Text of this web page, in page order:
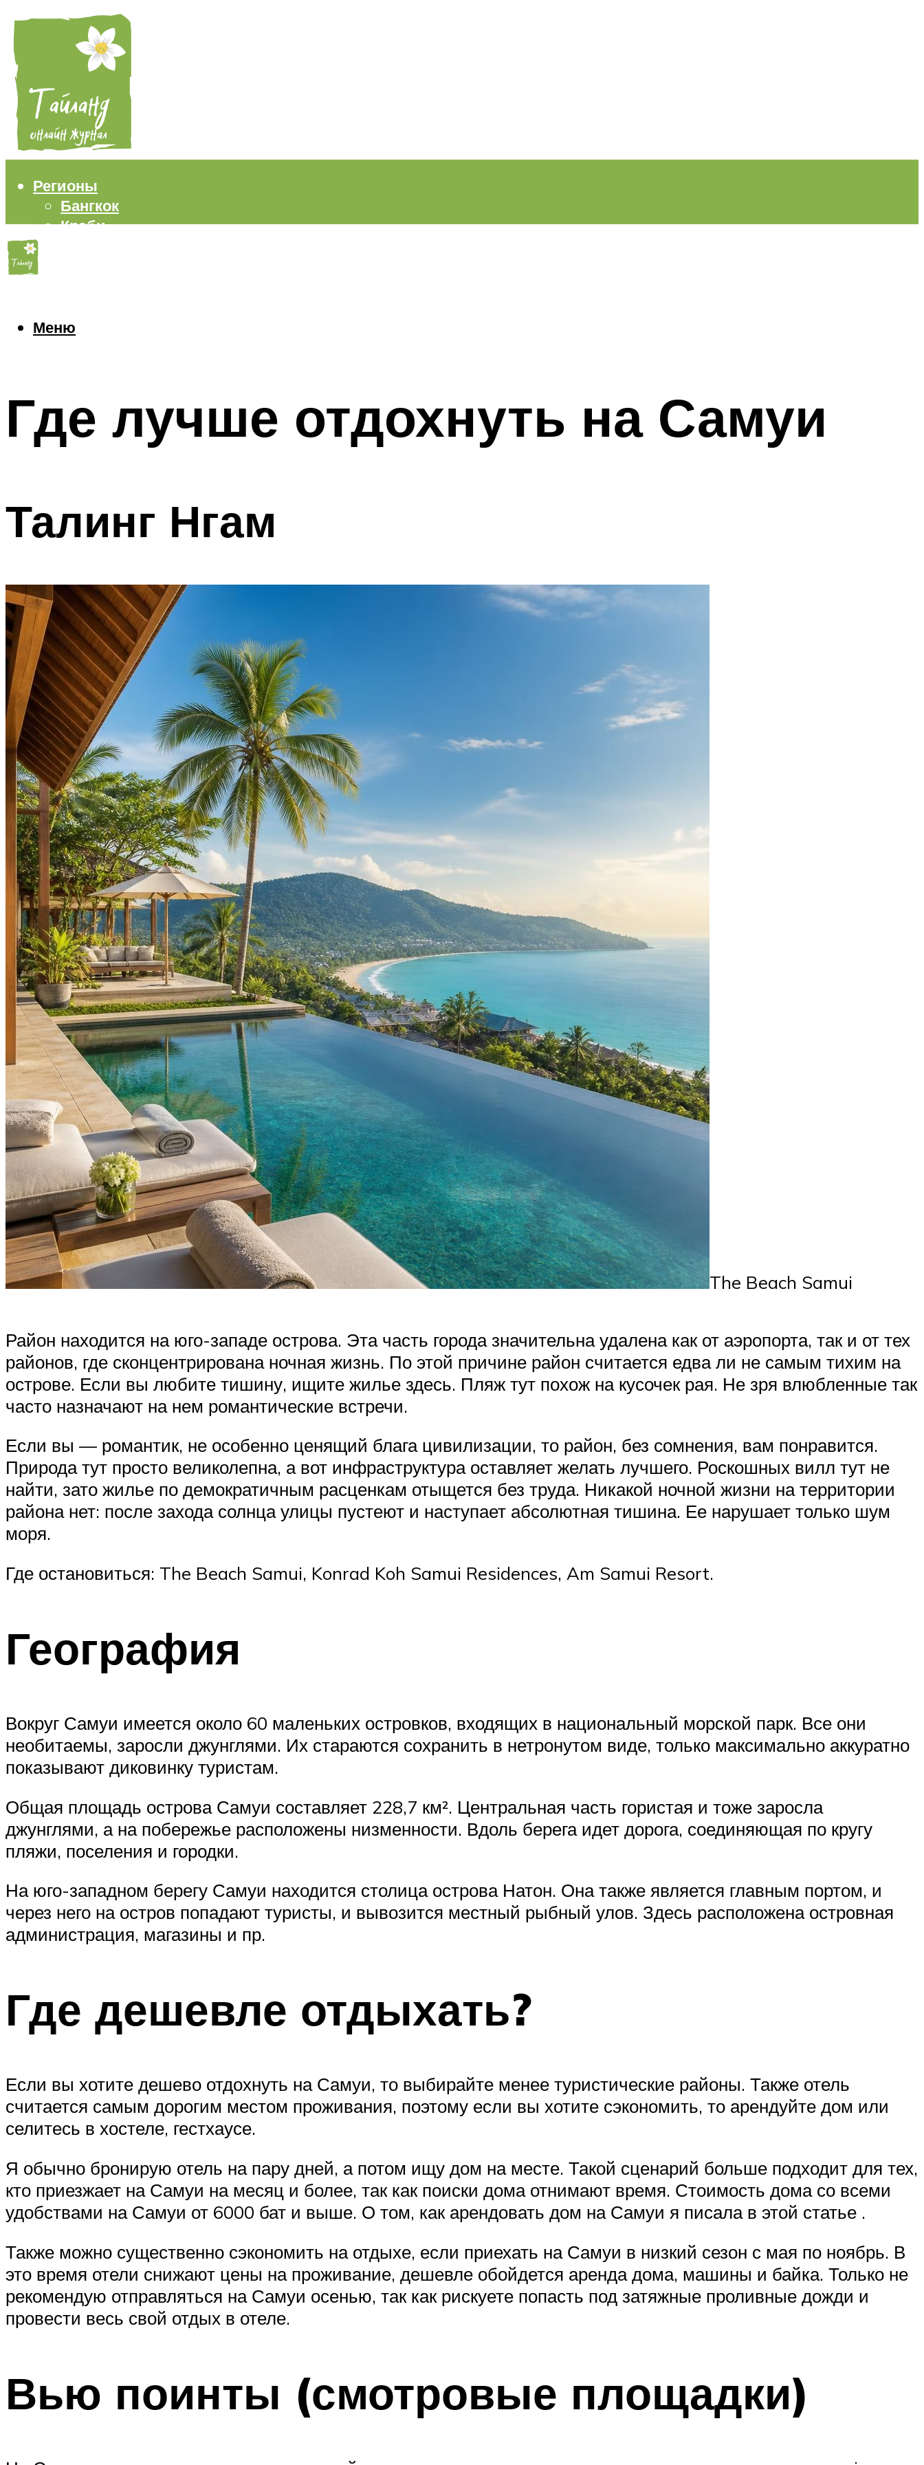
Регионы
Бангкок
Краби
Еда
Меню
Меню
Где лучше отдохнуть на Самуи
Талинг Нгам
The Beach Samui
Район находится на юго-западе острова. Эта часть города значительна удалена как от аэропорта, так и от тех
районов, где сконцентрирована ночная жизнь. По этой причине район считается едва ли не самым тихим на
острове. Если вы любите тишину, ищите жилье здесь. Пляж тут похож на кусочек рая. Не зря влюбленные так
часто назначают на нем романтические встречи.
Если вы — романтик, не особенно ценящий блага цивилизации, то район, без сомнения, вам понравится.
Природа тут просто великолепна, а вот инфраструктура оставляет желать лучшего. Роскошных вилл тут не
найти, зато жилье по демократичным расценкам отыщется без труда. Никакой ночной жизни на территории
района нет: после захода солнца улицы пустеют и наступает абсолютная тишина. Ее нарушает только шум
моря.
Где остановиться: The Beach Samui, Konrad Koh Samui Residences, Am Samui Resort.
География
Вокруг Самуи имеется около 60 маленьких островков, входящих в национальный морской парк. Все они
необитаемы, заросли джунглями. Их стараются сохранить в нетронутом виде, только максимально аккуратно
показывают диковинку туристам.
Общая площадь острова Самуи составляет 228,7 км². Центральная часть гористая и тоже заросла
джунглями, а на побережье расположены низменности. Вдоль берега идет дорога, соединяющая по кругу
пляжи, поселения и городки.
На юго-западном берегу Самуи находится столица острова Натон. Она также является главным портом, и
через него на остров попадают туристы, и вывозится местный рыбный улов. Здесь расположена островная
администрация, магазины и пр.
Где дешевле отдыхать?
Если вы хотите дешево отдохнуть на Самуи, то выбирайте менее туристические районы. Также отель
считается самым дорогим местом проживания, поэтому если вы хотите сэкономить, то арендуйте дом или
селитесь в хостеле, гестхаусе.
Я обычно бронирую отель на пару дней, а потом ищу дом на месте. Такой сценарий больше подходит для тех,
кто приезжает на Самуи на месяц и более, так как поиски дома отнимают время. Стоимость дома со всеми
удобствами на Самуи от 6000 бат и выше. О том, как арендовать дом на Самуи я писала в этой статье .
Также можно существенно сэкономить на отдыхе, если приехать на Самуи в низкий сезон с мая по ноябрь. В
это время отели снижают цены на проживание, дешевле обойдется аренда дома, машины и байка. Только не
рекомендую отправляться на Самуи осенью, так как рискуете попасть под затяжные проливные дожди и
провести весь свой отдых в отеле.
Вью поинты (смотровые площадки)